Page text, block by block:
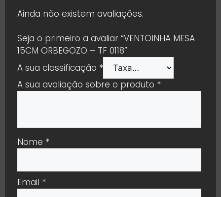
Ainda não existem avaliações.
Seja o primeiro a avaliar “VENTOINHA MESA
15CM ORBEGOZO – TF 0118”
A sua classificação *
A sua avaliação sobre o produto *
Nome *
Email *